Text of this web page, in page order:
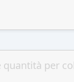
quantità per